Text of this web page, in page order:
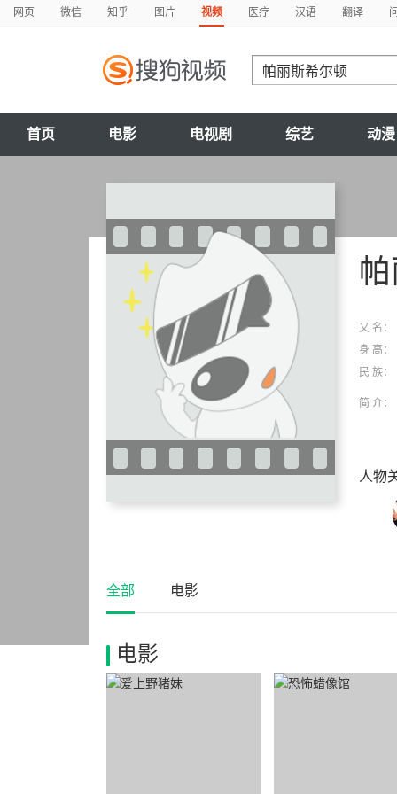
网页 微信 知乎 图片 视频 医疗 汉语 翻译
首页 电影 电视剧 综艺 动漫
又 名：
身 高：
民 族：
简 介：
人物
全部 电影
电影